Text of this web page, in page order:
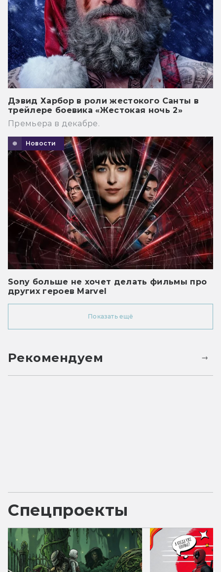
Дэвид Харбор в роли жестокого Санты в
трейлере боевика «Жестокая ночь 2»
Премьера в декабре.
Новости
Sony больше не хочет делать фильмы про
других героев Marvel
Показать ещё
Рекомендуем
Спецпроекты